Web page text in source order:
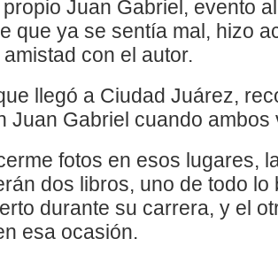
Juan Gabriel, evento
que ya se sentía mal, hizo
con el autor.
llegó a Ciudad Juárez,
Juan Gabriel cuando ambos
fotos en esos lugares,
dos libros, uno de todo
durante su carrera, y el
esa ocasión.